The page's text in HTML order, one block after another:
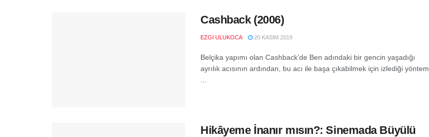
Cashback (2006)
EZGI ULUKOCA 20 KASIM 2019
Belçika yapımı olan Cashback’de Ben adındaki bir gencin yaşadığı
ayrılık acısının ardından, bu acı ile başa çıkabilmek için izlediği yöntem
Hikâyeme İnanır mısın?: Sinemada Büyülü